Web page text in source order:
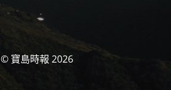
© 寶島時報 2026